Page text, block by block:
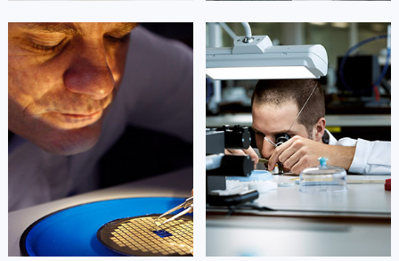
凯罗尔·切尔西
资深阿玛尼技师
是重庆市江北区阿玛尼售后服务中心
(阿玛尼维修保养中心)
的高级技师之一
Chongqing Armani Maintain center
重庆市江北区阿玛尼维修
达芙妮·克劳迪娅
资深阿玛尼技师
是重庆市万州区阿玛尼售后服务中心
(阿玛尼维修保养中心)
的高级技师之一
Chongqing Armani Maintain center
 重庆市万州区阿玛尼维修